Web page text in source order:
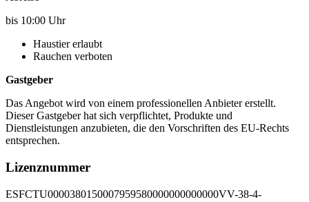
bis 10:00 Uhr
Haustier erlaubt
Rauchen verboten
Gastgeber
Das Angebot wird von einem professionellen Anbieter erstellt.
Dieser Gastgeber hat sich verpflichtet, Produkte und
Dienstleistungen anzubieten, die den Vorschriften des EU-Rechts
entsprechen.
Lizenznummer
ESFCTU0000380150007959580000000000000VV-38-4-